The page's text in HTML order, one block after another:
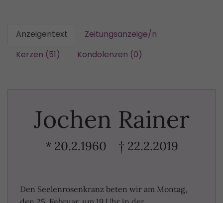
Anzeigentext
Zeitungsanzeige/n
Kerzen (51)
Kondolenzen (0)
Jochen Rainer
* 20.2.1960 † 22.2.2019
Den Seelenrosenkranz beten wir am Montag,